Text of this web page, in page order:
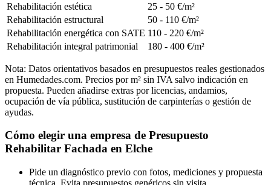
Rehabilitación estética
25 - 50 €/m²
Rehabilitación estructural
50 - 110 €/m²
Rehabilitación energética con SATE 110 - 220 €/m²
Rehabilitación integral patrimonial
180 - 400 €/m²
Nota: Datos orientativos basados en presupuestos reales gestionados
en Humedades.com. Precios por m² sin IVA salvo indicación en
propuesta. Pueden añadirse extras por licencias, andamios,
ocupación de vía pública, sustitución de carpinterías o gestión de
ayudas.
Cómo elegir una empresa de Presupuesto
Rehabilitar Fachada en Elche
Pide un diagnóstico previo con fotos, mediciones y propuesta
técnica. Evita presupuestos genéricos sin visita.